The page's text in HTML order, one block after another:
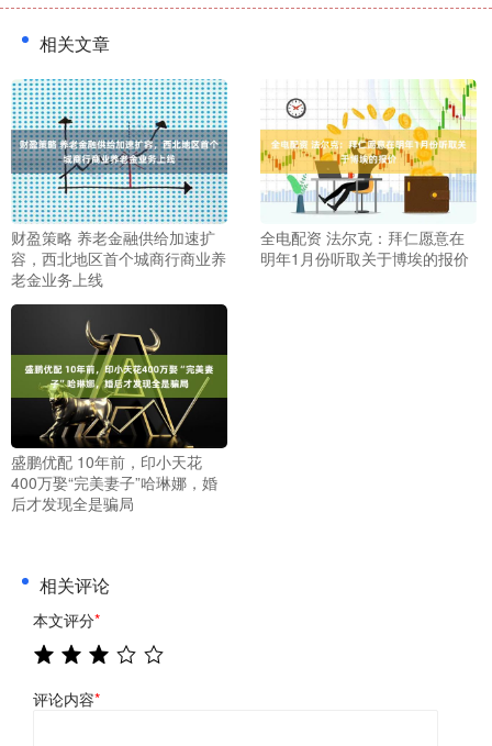
相关文章
财盈策略 养老金融供给加速扩
容，西北地区首个城商行商业养
老金业务上线
全电配资 法尔克：拜仁愿意在
明年1月份听取关于博埃的报价
盛鹏优配 10年前，印小天花
400万娶“完美妻子”哈琳娜，婚
后才发现全是骗局
相关评论
本文评分*
评论内容*